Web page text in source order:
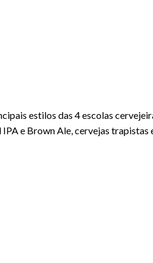
estilos das 4 escolas
e Brown Ale, cervejas